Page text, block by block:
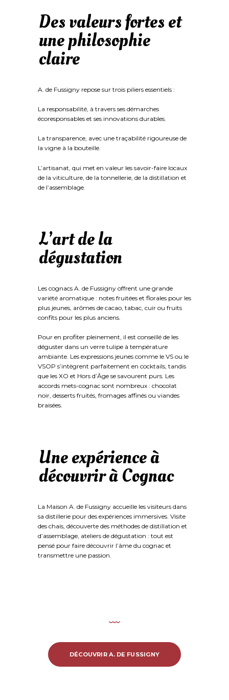
Des valeurs fortes et
une philosophie
claire
A. de Fussigny repose sur trois piliers essentiels :
La responsabilité, à travers ses démarches
écoresponsables et ses innovations durables.
La transparence, avec une traçabilité rigoureuse de
la vigne à la bouteille.
L’artisanat, qui met en valeur les savoir-faire locaux
de la viticulture, de la tonnellerie, de la distillation et
de l’assemblage.
L’art de la
dégustation
Les cognacs A. de Fussigny offrent une grande
variété aromatique : notes fruitées et florales pour les
plus jeunes, arômes de cacao, tabac, cuir ou fruits
confits pour les plus anciens.
Pour en profiter pleinement, il est conseillé de les
déguster dans un verre tulipe à température
ambiante. Les expressions jeunes comme le VS ou le
VSOP s’intègrent parfaitement en cocktails, tandis
que les XO et Hors d’Âge se savourent purs. Les
accords mets-cognac sont nombreux : chocolat
noir, desserts fruités, fromages affinés ou viandes
braisées.
Une expérience à
découvrir à Cognac
La Maison A. de Fussigny accueille les visiteurs dans
sa distillerie pour des expériences immersives. Visite
des chais, découverte des méthodes de distillation et
d’assemblage, ateliers de dégustation : tout est
pensé pour faire découvrir l’âme du cognac et
transmettre une passion.
DÉCOUVRIR A. DE FUSSIGNY